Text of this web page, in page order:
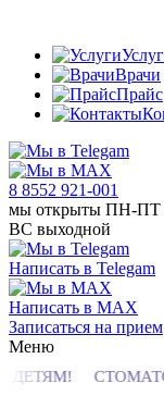
Врачи
Прайс
8 8552 921-001
мы открыты ПН-ПТ
ВС выходной
Написать в Telegam
Написать в MAX
Записаться на прием
Меню